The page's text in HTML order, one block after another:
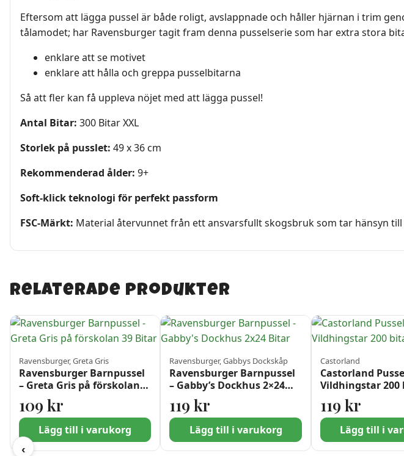
Eftersom att lägga pussel är både roligt, avslappnade och håller hjärnan i trim
tålamodet; har Ravensburger tagit fram denna pusselserie som har extra stora
enklare att se motivet
enklare att hålla och greppa pusselbitarna
Så att fler kan få uppleva nöjet med att lägga pussel!
Antal Bitar: 300 Bitar XXL
Storlek på pusslet: 49 x 36 cm
Rekommenderad ålder: 9+
Soft-klick teknologi för perfekt passform
FSC-Märkt: Material återvunnet från ett ansvarsfullt skogsbruk som tar hänsyn
Relaterade produkter
‹
Ravensburger, Greta Gris
Ravensburger Barnpussel
– Greta Gris på förskolan
39 Bitar
109 kr
Lägg till i varukorg
Ravensburger, Gabbys Dockskåp
Ravensburger Barnpussel
– Gabby’s Dockhus 2×24
Bitar
119kr
Lägg till i varukorg
Castorland
Castorland
Vildhingstar 200
119 kr
Lägg till i